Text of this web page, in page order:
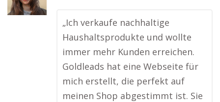
„Ich verkaufe nachhaltige
Haushaltsprodukte und wollte
immer mehr Kunden erreichen.
Goldleads hat eine Webseite für
mich erstellt, die perfekt auf
meinen Shop abgestimmt ist. Sie